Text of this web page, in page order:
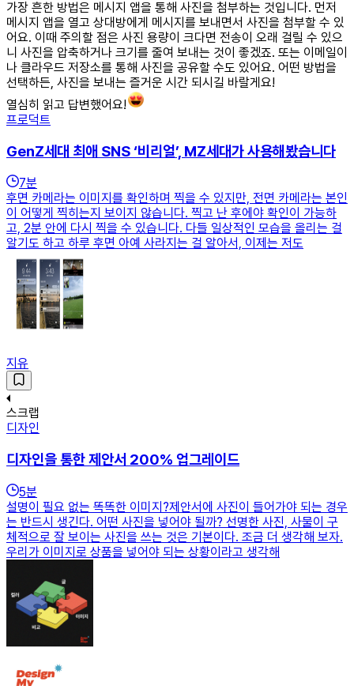
가장 흔한 방법은 메시지 앱을 통해 사진을 첨부하는 것입니다. 먼저
메시지 앱을 열고 상대방에게 메시지를 보내면서 사진을 첨부할 수 있
어요. 이때 주의할 점은 사진 용량이 크다면 전송이 오래 걸릴 수 있으
니 사진을 압축하거나 크기를 줄여 보내는 것이 좋겠죠. 또는 이메일이
나 클라우드 저장소를 통해 사진을 공유할 수도 있어요. 어떤 방법을
선택하든, 사진을 보내는 즐거운 시간 되시길 바랄게요!
열심히 읽고 답변했어요!
프로덕트
GenZ세대 최애 SNS ‘비리얼’, MZ세대가 사용해봤습니다
7분
후면 카메라는 이미지를 확인하며 찍을 수 있지만, 전면 카메라는 본인
이 어떻게 찍히는지 보이지 않습니다. 찍고 난 후에야 확인이 가능하
고, 2분 안에 다시 찍을 수 있습니다. 다들 일상적인 모습을 올리는 걸
알기도 하고 하루 후면 아예 사라지는 걸 알아서, 이제는 저도
지유
스크랩
디자인
디자인을 통한 제안서 200% 업그레이드
5분
설명이 필요 없는 똑똑한 이미지?제안서에 사진이 들어가야 되는 경우
는 반드시 생긴다. 어떤 사진을 넣어야 될까? 선명한 사진, 사물이 구
체적으로 잘 보이는 사진을 쓰는 것은 기본이다. 조금 더 생각해 보자.
우리가 이미지로 상품을 넣어야 되는 상황이라고 생각해